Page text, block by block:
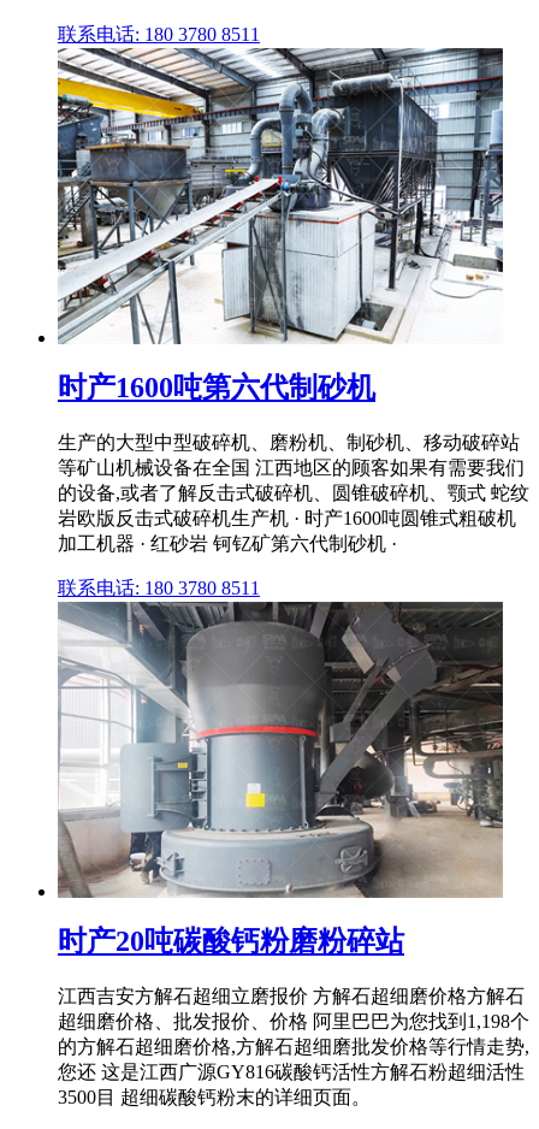
联系电话: 180 3780 8511
时产1600吨第六代制砂机
生产的大型中型破碎机、磨粉机、制砂机、移动破碎站
等矿山机械设备在全国 江西地区的顾客如果有需要我们
的设备,或者了解反击式破碎机、圆锥破碎机、颚式 蛇纹
岩欧版反击式破碎机生产机 · 时产1600吨圆锥式粗破机
加工机器 · 红砂岩 钶钇矿第六代制砂机 ·
联系电话: 180 3780 8511
时产20吨碳酸钙粉磨粉碎站
江西吉安方解石超细立磨报价 方解石超细磨价格方解石
超细磨价格、批发报价、价格 阿里巴巴为您找到1,198个
的方解石超细磨价格,方解石超细磨批发价格等行情走势,
您还 这是江西广源GY816碳酸钙活性方解石粉超细活性
3500目 超细碳酸钙粉末的详细页面。